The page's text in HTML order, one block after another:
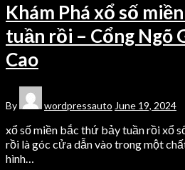
Khám Phá xổ số
tuần rồi – Cổng Ngõ
Cao
By wordpressauto June 19, 2024
xổ số miền bắc thứ bảy tuần rồi xổ
rồi là góc cửa dẫn vào trong một
hình…